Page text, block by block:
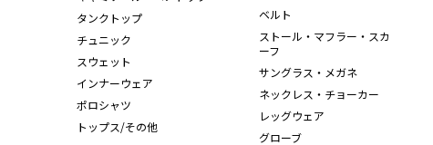
タンクトップ
チュニック
スウェット
インナーウェア
ポロシャツ
トップス/その他
ベルト
ストール・マフラー・スカ
ーフ
サングラス・メガネ
ネックレス・チョーカー
レッグウェア
グローブ